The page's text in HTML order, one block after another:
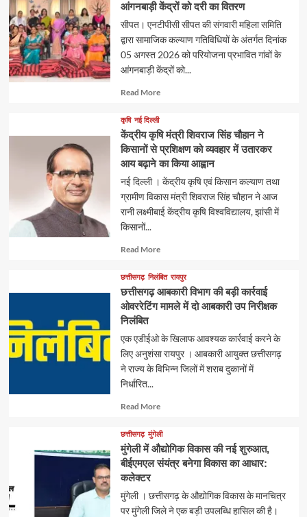
आंगनबाड़ी केंद्रों को दरी का वितरण
सीपत। एनटीपीसी सीपत की संगवारी महिला समिति
द्वारा सामाजिक कल्याण गतिविधियों के अंतर्गत दिनांक
05 अगस्त 2026 को परियोजना प्रभावित गांवों के
आंगनबाड़ी केंद्रों को...
Read MoreRead
about
कृषि नई दिल्ली
केंद्रीय कृषि मंत्री शिवराज सिंह चौहान ने
किसानों से प्रशिक्षण को व्यवहार में उतारकर
आय बढ़ाने का किया आह्वान
नई दिल्ली । केंद्रीय कृषि एवं किसान कल्याण तथा
ग्रामीण विकास मंत्री शिवराज सिंह चौहान ने आज
रानी लक्ष्मीबाई केंद्रीय कृषि विश्वविद्यालय, झांसी में
किसानों...
Read MoreRead
about
छत्तीसगढ़ निलंबित रायपुर
छत्तीसगढ़ आबकारी विभाग की बड़ी कार्रवाई
ओवररेटिंग मामले में दो आबकारी उप निरीक्षक
निलंबित
एक एडीईओ के खिलाफ आवश्यक कार्रवाई करने के
लिए अनुशंसा रायपुर । आबकारी आयुक्त छत्तीसगढ़
ने राज्य के विभिन्न जिलों में शराब दुकानों में
निर्धारित...
Read MoreRead
about
छत्तीसगढ़ मुंगेली
मुंगेली में औद्योगिक विकास की नई शुरुआत,
बीईएमएल संयंत्र बनेगा विकास का आधार:
कलेक्टर
मुंगेली । छत्तीसगढ़ के औद्योगिक विकास के मानचित्र
पर मुंगेली जिले ने एक बड़ी उपलब्धि हासिल की है।